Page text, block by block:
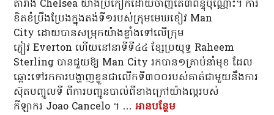
តារាង Chelsea យ៉ាងប្រកៀកដោយចាញ់តែ៣ពិន្ទុប៉ុណ្ណោះ។ ការ
ខិតខំប្រឹងប្រែងក្នុងតង់ទី១របស់ក្រុមមេឃខៀវ Man
City ដោយបានសម្រុកយ៉ាងខ្លាំងទៅលើក្រុម
ភ្ញៀវ Everton ហើយនៅនាទីទី៤៤ ខ្សែប្រយុទ្ធ Raheem
Sterling បានជួយឱ្យ Man City រកបាន១គ្រាប់នាំមុខ ដែល
ឆ្ពោះទៅរកការបង្ហាញខ្លួនជាលើកទី៣០០របស់គាត់ជាមួយនឹងការ
ស៊ុតបញ្ចូលទី ពីការបញ្ជូនបាល់ពីខាងក្រៅយ៉ាងល្អរបស់
កីឡាករ Joao Cancelo ។ …អាន​បន្ថែម